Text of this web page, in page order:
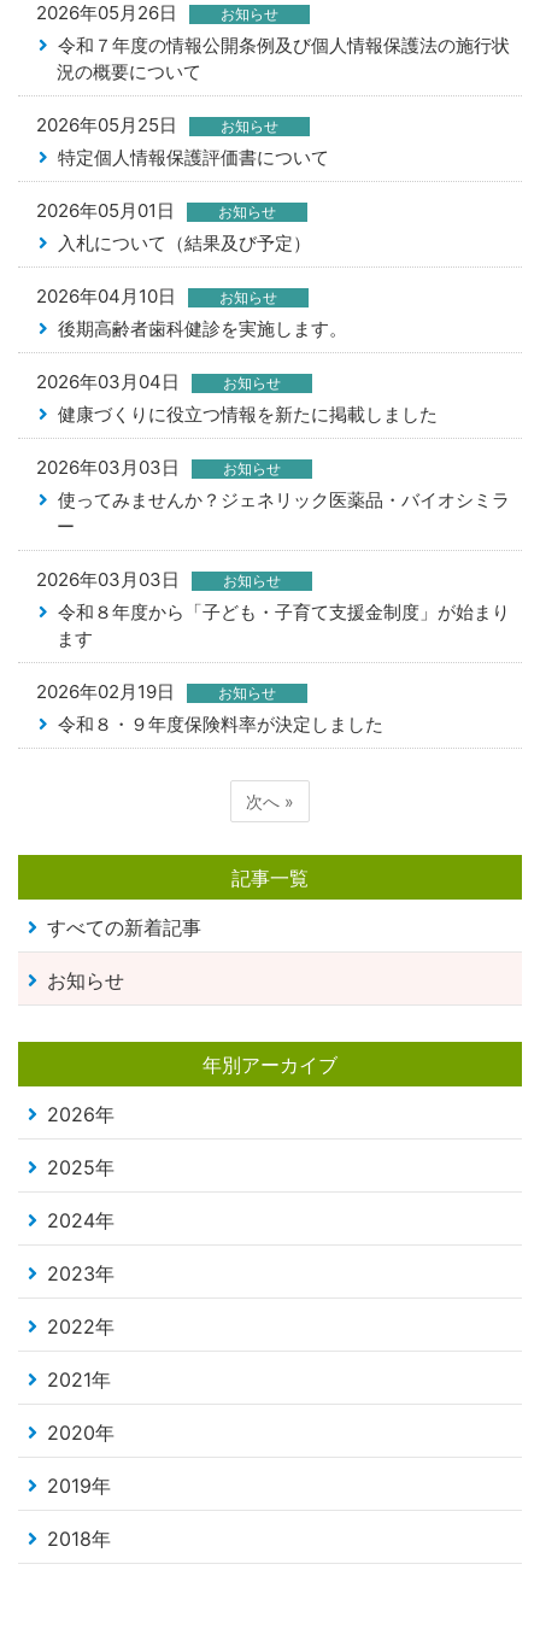
2026年05月26日 お知らせ
令和７年度の情報公開条例及び個人情報保護法の施行状
況の概要について
2026年05月25日 お知らせ
特定個人情報保護評価書について
2026年05月01日 お知らせ
入札について（結果及び予定）
2026年04月10日 お知らせ
後期高齢者歯科健診を実施します。
2026年03月04日 お知らせ
健康づくりに役立つ情報を新たに掲載しました
2026年03月03日 お知らせ
使ってみませんか？ジェネリック医薬品・バイオシミラ
ー
2026年03月03日 お知らせ
令和８年度から「子ども・子育て支援金制度」が始まり
ます
2026年02月19日 お知らせ
令和８・９年度保険料率が決定しました
次へ »
記事一覧
すべての新着記事
お知らせ
年別アーカイブ
2026年
2025年
2024年
2023年
2022年
2021年
2020年
2019年
2018年